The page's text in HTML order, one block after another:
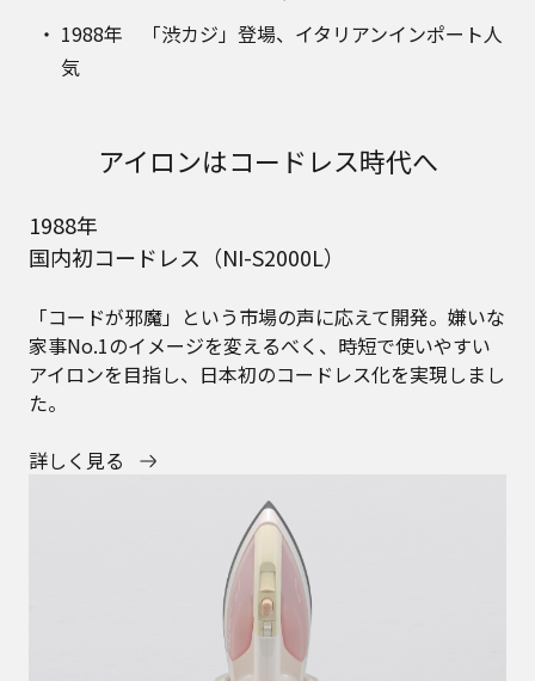
1988年 「渋カジ」登場、イタリアンインポート人
気
アイロンはコードレス時代へ
1988年
国内初コードレス（NI-S2000L）
「コードが邪魔」という市場の声に応えて開発。嫌いな
家事No.1のイメージを変えるべく、時短で使いやすい
アイロンを目指し、日本初のコードレス化を実現しまし
た。
詳しく見る